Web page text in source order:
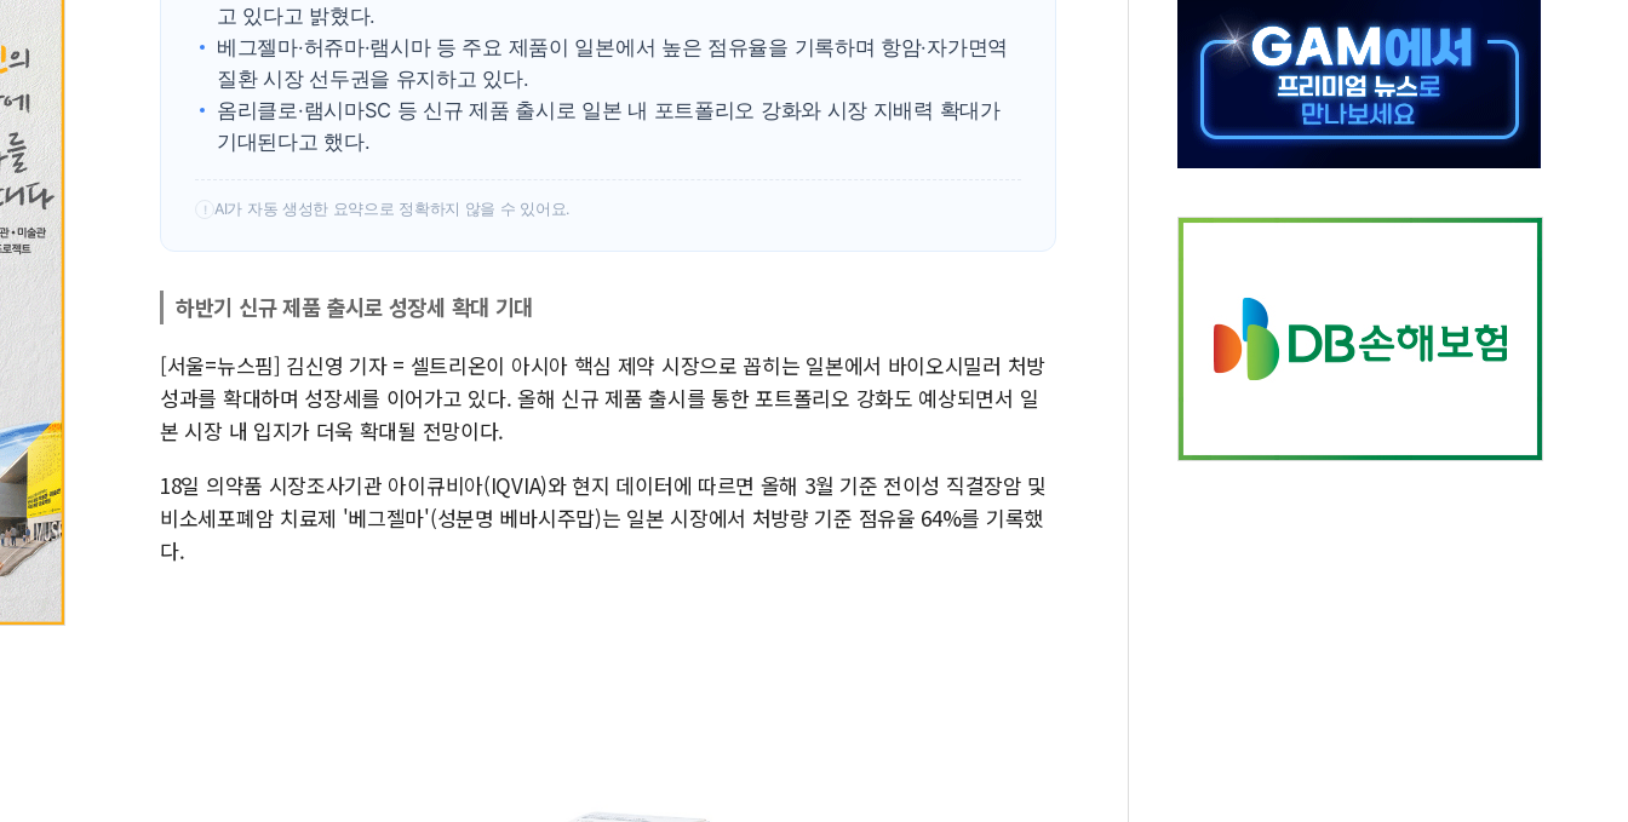
오세훈 "용산공원 주택 검토, 민주당 스스로 원칙 뒤집는 것"
고 있다고 밝혔다.
베그젤마·허쥬마·램시마 등 주요 제품이 일본에서 높은 점유율을 기록하며 항암·자가면역
질환 시장 선두권을 유지하고 있다.
옴리클로·램시마SC 등 신규 제품 출시로 일본 내 포트폴리오 강화와 시장 지배력 확대가
기대된다고 했다.
! AI가 자동 생성한 요약으로 정확하지 않을 수 있어요.
하반기 신규 제품 출시로 성장세 확대 기대
[서울=뉴스핌] 김신영 기자 = 셀트리온이 아시아 핵심 제약 시장으로 꼽히는 일본에서 바이오시밀러 처방
성과를 확대하며 성장세를 이어가고 있다. 올해 신규 제품 출시를 통한 포트폴리오 강화도 예상되면서 일
본 시장 내 입지가 더욱 확대될 전망이다.
18일 의약품 시장조사기관 아이큐비아(IQVIA)와 현지 데이터에 따르면 올해 3월 기준 전이성 직결장암 및
비소세포폐암 치료제 '베그젤마'(성분명 베바시주맙)는 일본 시장에서 처방량 기준 점유율 64%를 기록했
다.